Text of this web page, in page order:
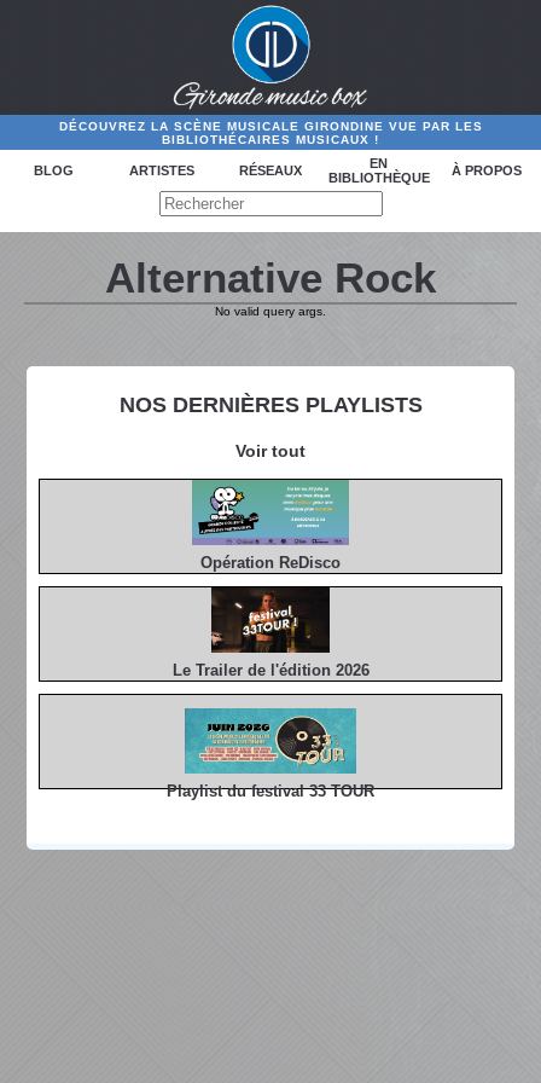
DÉCOUVREZ LA SCÈNE MUSICALE GIRONDINE VUE PAR LES
BIBLIOTHÉCAIRES MUSICAUX !
BLOG ARTISTES RÉSEAUX
EN
BIBLIOTHÈQUE
À PROPOS
NOS DERNIÈRES PLAYLISTS
Voir tout
Opération ReDisco
Le Trailer de l'édition 2026
Playlist du festival 33 TOUR
Alternative Rock
No valid query args.